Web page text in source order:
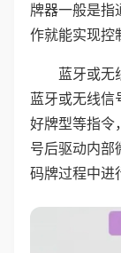
牌器一般是指
作就能实现控
蓝牙或无
蓝牙或无线信
好牌型等指令
号后驱动内部
码牌过程中进